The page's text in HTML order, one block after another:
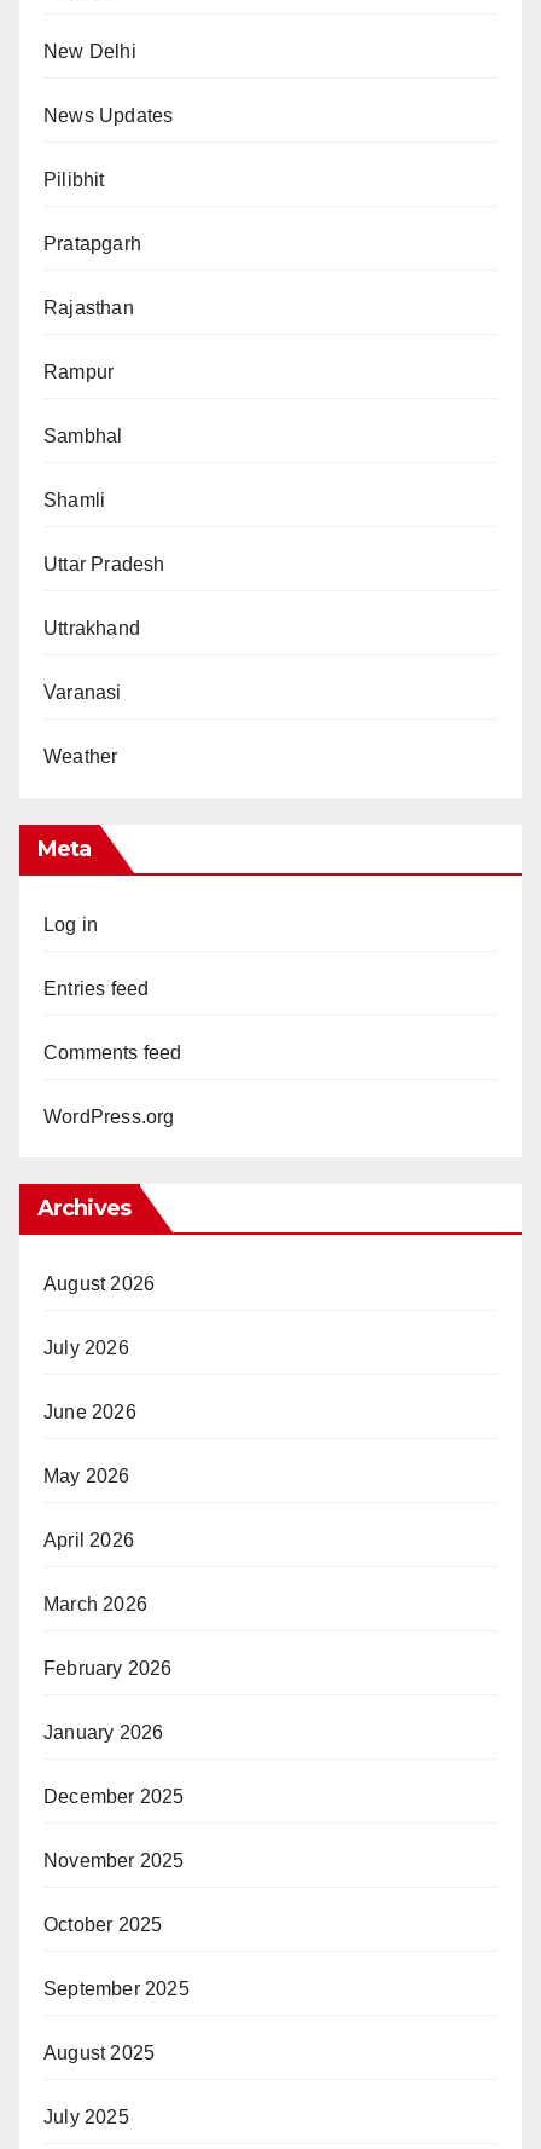
New Delhi
News Updates
Pilibhit
Pratapgarh
Rajasthan
Rampur
Sambhal
Shamli
Uttar Pradesh
Uttrakhand
Varanasi
Weather
Meta
Log in
Entries feed
Comments feed
WordPress.org
Archives
August 2026
July 2026
June 2026
May 2026
April 2026
March 2026
February 2026
January 2026
December 2025
November 2025
October 2025
September 2025
August 2025
July 2025